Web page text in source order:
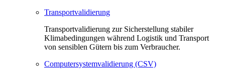
Transportvalidierung
Transportvalidierung zur Sicherstellung stabiler
Klimabedingungen während Logistik und Transport
von sensiblen Gütern bis zum Verbraucher.
Computersystemvalidierung (CSV)